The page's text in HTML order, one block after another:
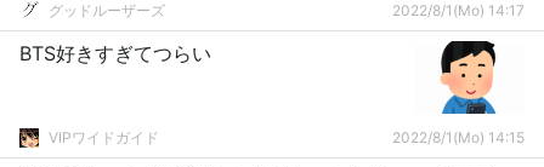
グッドルーザーズ 2022/8/1(Mo) 14:17
BTS好きすぎてつらい
VIPワイドガイド 2022/8/1(Mo) 14:15